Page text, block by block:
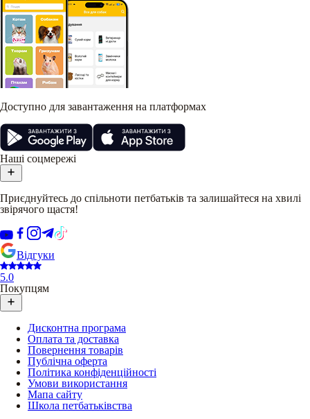
Доступно для завантаження на платформах
Наші соцмережі
Приєднуйтесь до спільноти петбатьків та залишайтеся на хвилі
звірячого щастя!
Відгуки
5.0
Покупцям
Дисконтна програма
Оплата та доставка
Повернення товарів
Публічна оферта
Політика конфіденційності
Умови використання
Мапа сайту
Школа петбатьківства